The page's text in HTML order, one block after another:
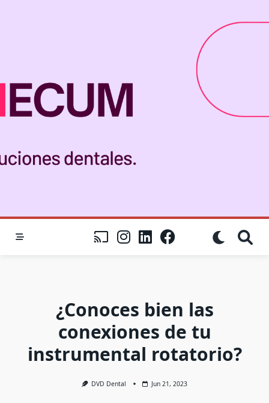
¿Conoces bien las
conexiones de tu
instrumental rotatorio?
DVD Dental Jun 21, 2023